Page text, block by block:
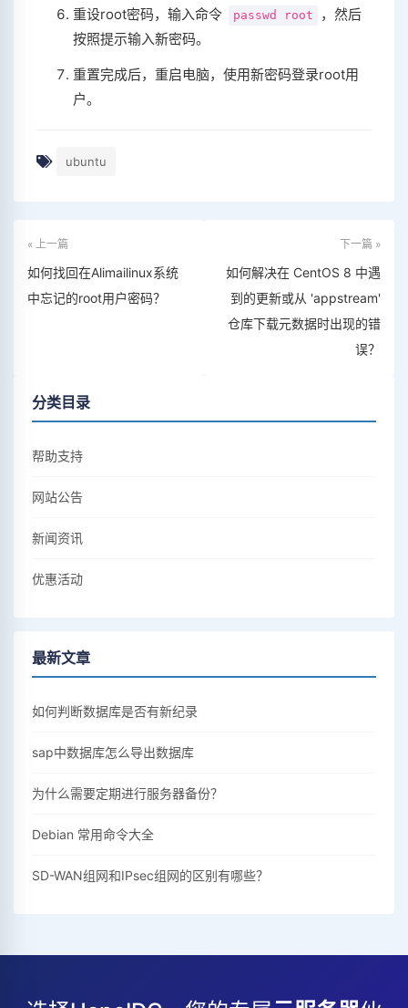
重设root密码，输入命令 passwd root
，然后
按照提示输入新密码。
重置完成后，重启电脑，使用新密码登录root用
户。
ubuntu
« 上一篇
如何找回在Alimailinux系统
中忘记的root用户密码？
下一篇 »
如何解决在 CentOS 8 中遇
到的更新或从 'appstream'
仓库下载元数据时出现的错
误？
分类目录
帮助支持
网站公告
新闻资讯
优惠活动
最新文章
如何判断数据库是否有新纪录
sap中数据库怎么导出数据库
为什么需要定期进行服务器备份？
Debian 常用命令大全
SD-WAN组网和IPsec组网的区别有哪些？